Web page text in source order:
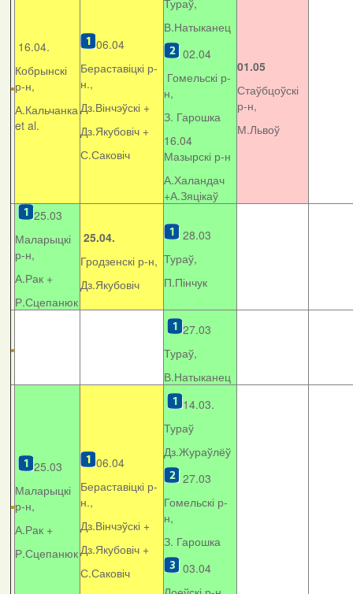
16.04.
Кобрынскі
р-н,
А.Кальчанка
et al.
06.04
Бераставіцкі р-
н.,
Дз.Вінчэўскі +
Дз.Якубовіч +
С.Саковіч
Тураў,
В.Натыканец
02.04
Гомельскі р-
н,
З. Гарошка
16.04
Мазырскі р-н
А.Халандач
+А.Зяцікаў
01.05
Стаўбцоўскі
р-н,
М.Львоў
25.03
Маларыцкі
р-н,
А.Рак +
Р.Сцепанюк
25.04.
Гродзенскі р-н,
Дз.Якубовіч
28.03
Тураў,
П.Пінчук
27.03
Тураў,
В.Натыканец
25.03
Маларыцкі
р-н,
А.Рак +
Р.Сцепанюк
06.04
Бераставіцкі р-
н.,
Дз.Вінчэўскі +
Дз.Якубовіч +
С.Саковіч
14.03.
Тураў
Дз.Жураўлёў
27.03
Гомельскі р-
н,
З. Гарошка
03.04